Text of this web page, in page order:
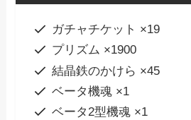
ガチャチケット ×19
プリズム ×1900
結晶鉄のかけら ×45
ベータ機魂 ×1
ベータ2型機魂 ×1